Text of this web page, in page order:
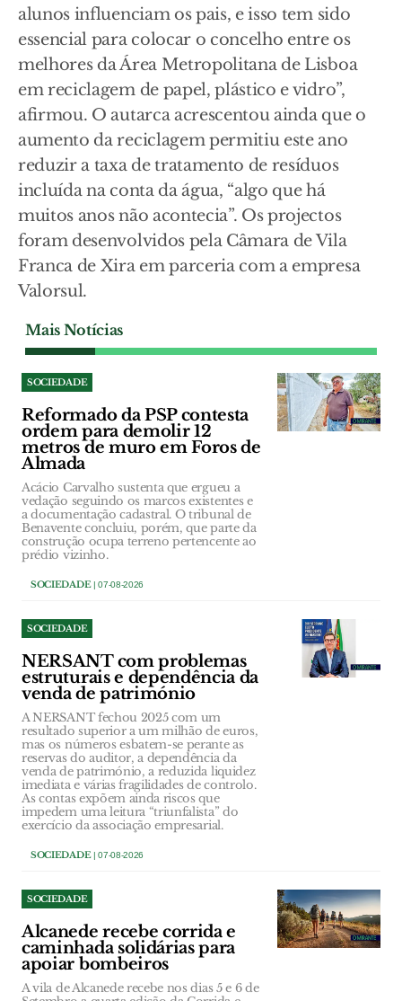
alunos influenciam os pais, e isso tem sido
essencial para colocar o concelho entre os
melhores da Área Metropolitana de Lisboa
em reciclagem de papel, plástico e vidro”,
afirmou. O autarca acrescentou ainda que o
aumento da reciclagem permitiu este ano
reduzir a taxa de tratamento de resíduos
incluída na conta da água, “algo que há
muitos anos não acontecia”. Os projectos
foram desenvolvidos pela Câmara de Vila
Franca de Xira em parceria com a empresa
Valorsul.
Mais Notícias
SOCIEDADE
Reformado da PSP contesta
ordem para demolir 12
metros de muro em Foros de
Almada
Acácio Carvalho sustenta que ergueu a
vedação seguindo os marcos existentes e
a documentação cadastral. O tribunal de
Benavente concluiu, porém, que parte da
construção ocupa terreno pertencente ao
prédio vizinho.
SOCIEDADE| 07-08-2026
SOCIEDADE
NERSANT com problemas
estruturais e dependência da
venda de património
A NERSANT fechou 2025 com um
resultado superior a um milhão de euros,
mas os números esbatem-se perante as
reservas do auditor, a dependência da
venda de património, a reduzida liquidez
imediata e várias fragilidades de controlo.
As contas expõem ainda riscos que
impedem uma leitura “triunfalista” do
exercício da associação empresarial.
SOCIEDADE| 07-08-2026
SOCIEDADE
Alcanede recebe corrida e
caminhada solidárias para
apoiar bombeiros
A vila de Alcanede recebe nos dias 5 e 6 de